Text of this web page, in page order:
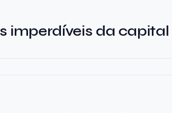
imperdíveis da capital